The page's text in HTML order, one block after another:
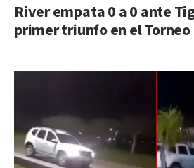
River empata 0 a 0 ante
primer triunfo en el Torneo